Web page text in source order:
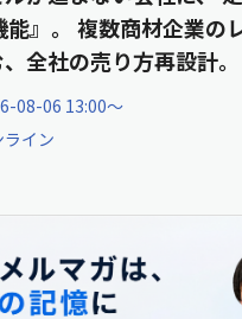
能』。 複数商材企業の
全社の売り方再設計。
08-06 13:00〜
ライン